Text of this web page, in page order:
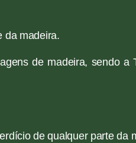
da madeira.
de madeira, sendo a
de qualquer parte da